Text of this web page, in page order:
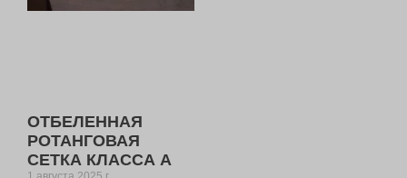
ОТБЕЛЕННАЯ
РОТАНГОВАЯ
СЕТКА КЛАССА А